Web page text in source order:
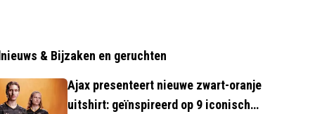
& Bijzaken en geruchten
Ajax presenteert nieuwe zwart-oranje
uitshirt: geïnspireerd op 9 iconische